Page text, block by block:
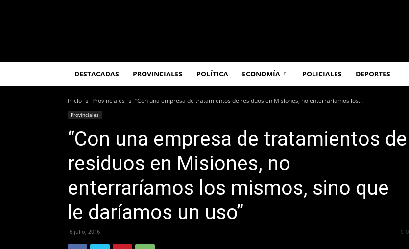
DESTACADAS PROVINCIALES POLÍTICA ECONOMÍA POLICIALES DEPORTES
Inicio Provinciales “Con una empresa de tratamientos de residuos en Misiones, no enterraríamos los...
Provinciales
“Con una empresa de tratamientos de
residuos en Misiones, no
enterraríamos los mismos, sino que
le daríamos un uso”
6 julio, 2016 0